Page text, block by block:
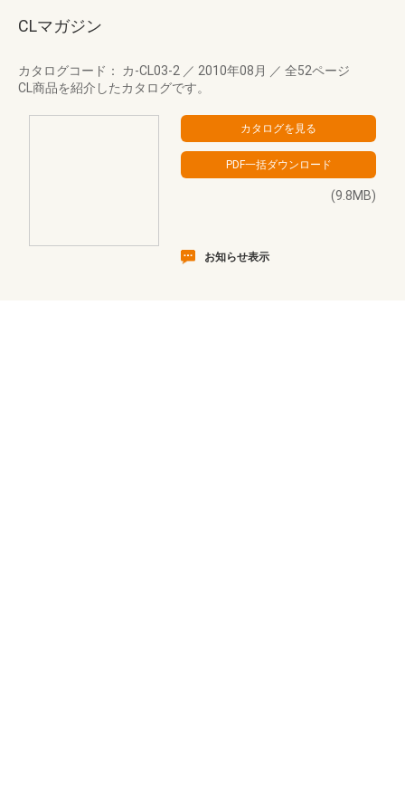
CLマガジン
カタログコード： カ-CL03-2 ／ 2010年08月 ／ 全52ページ
CL商品を紹介したカタログです。
(9.8MB)
お知らせ表示